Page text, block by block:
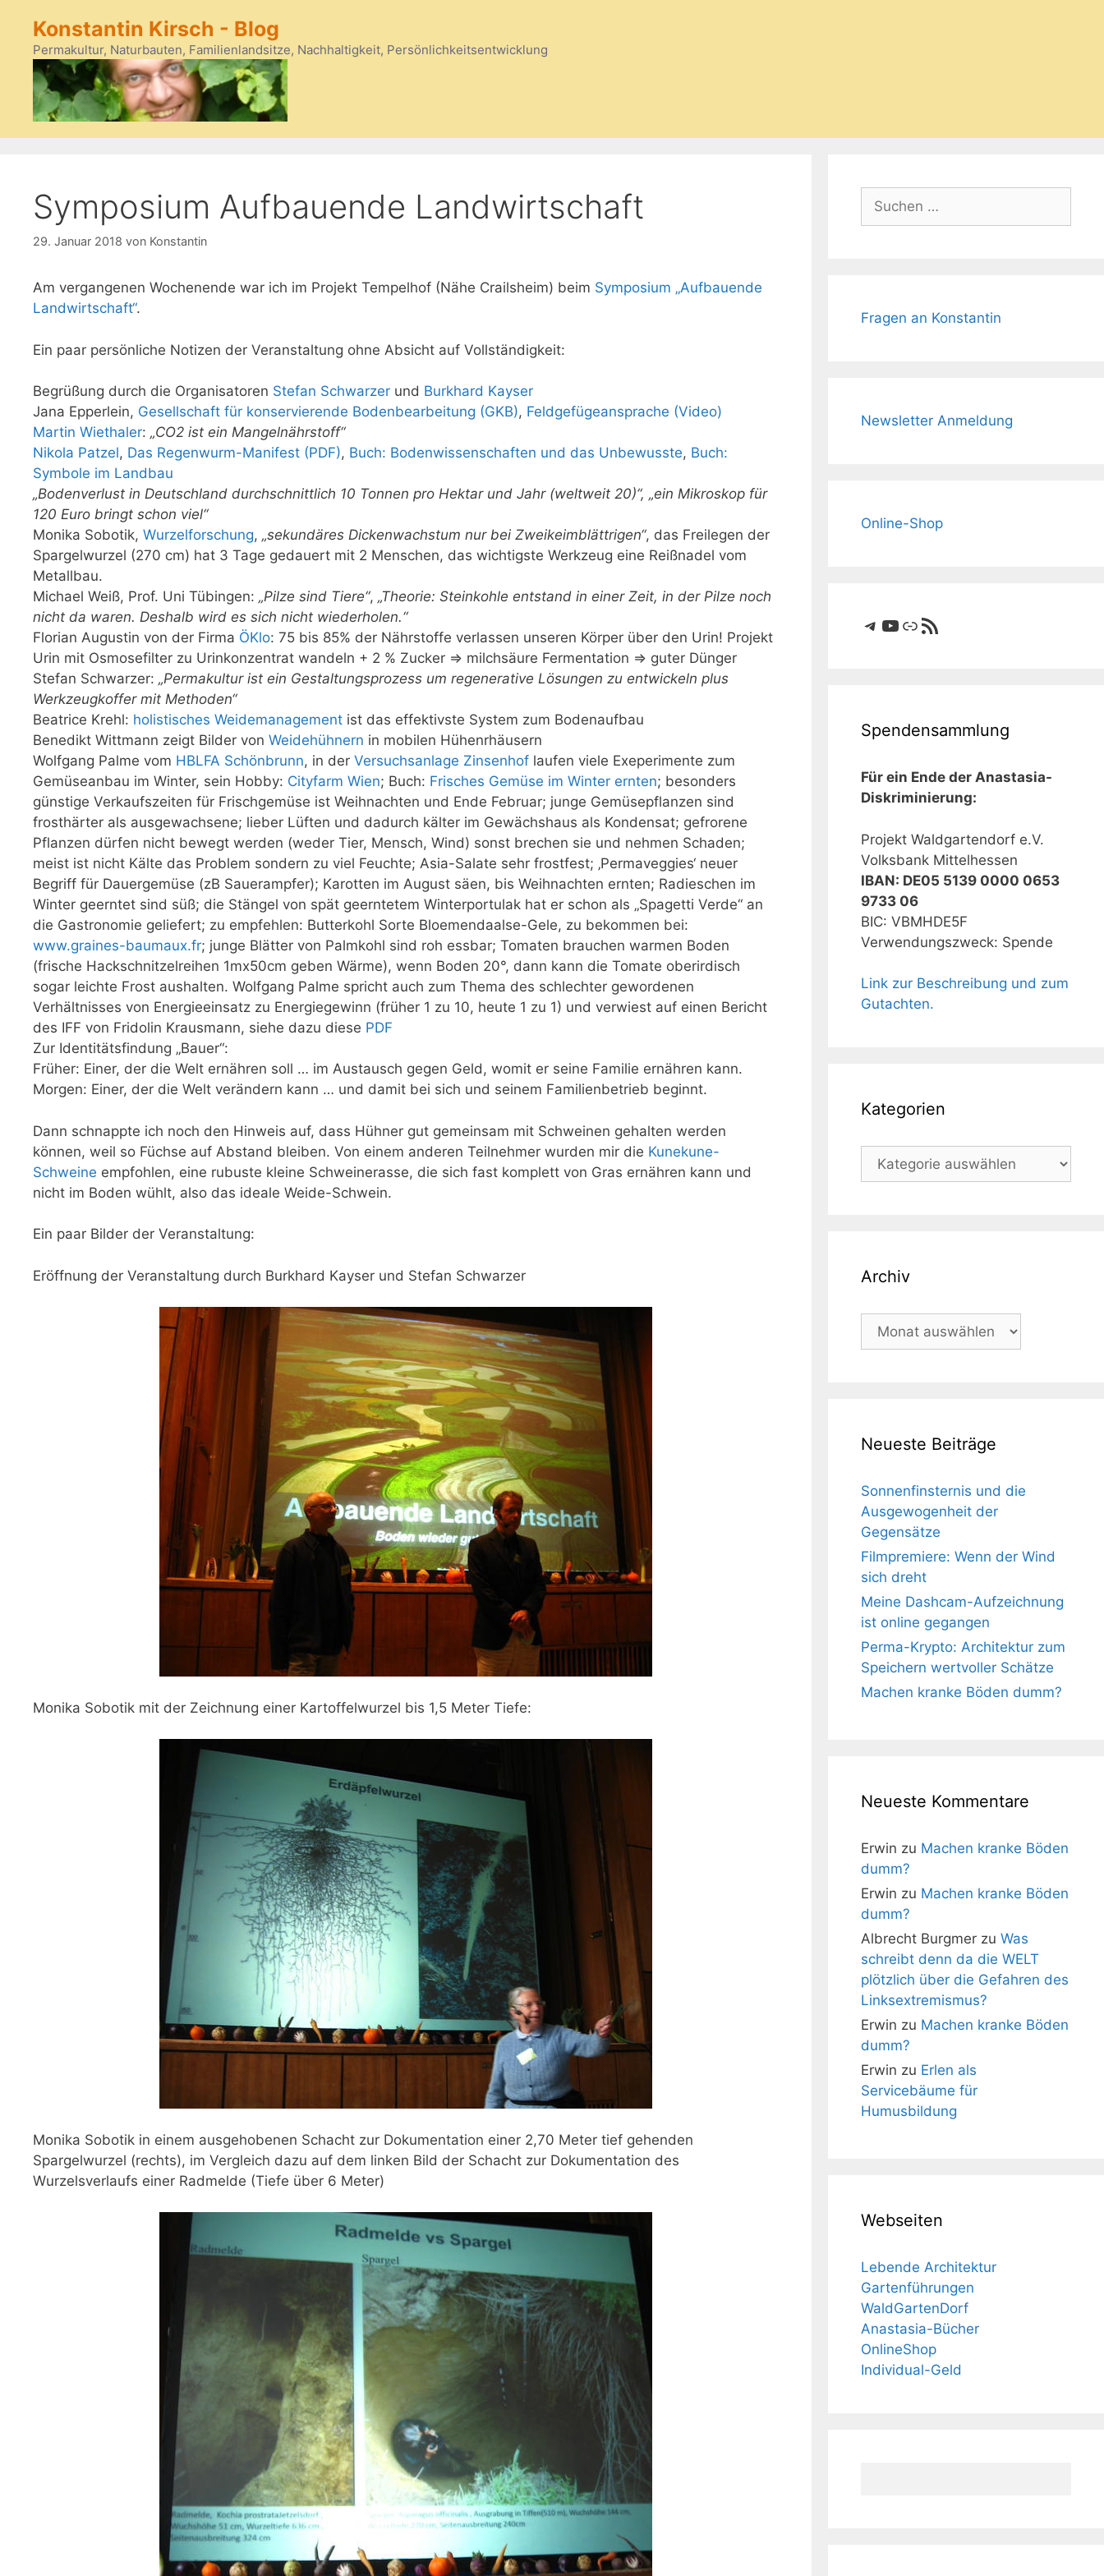
springen
Konstantin Kirsch - Blog
Permakultur, Naturbauten, Familienlandsitze, Nachhaltigkeit, Persönlichkeitsentwicklung
Symposium Aufbauende Landwirtschaft
29. Januar 2018 von Konstantin
Am vergangenen Wochenende war ich im Projekt Tempelhof (Nähe Crailsheim) beim Symposium „Aufbauende
Landwirtschaft“.
Ein paar persönliche Notizen der Veranstaltung ohne Absicht auf Vollständigkeit:
Begrüßung durch die Organisatoren Stefan Schwarzer und Burkhard Kayser
Jana Epperlein, Gesellschaft für konservierende Bodenbearbeitung (GKB), Feldgefügeansprache (Video)
Martin Wiethaler: „CO2 ist ein Mangelnährstoff“
Nikola Patzel, Das Regenwurm-Manifest (PDF), Buch: Bodenwissenschaften und das Unbewusste, Buch:
Symbole im Landbau
„Bodenverlust in Deutschland durchschnittlich 10 Tonnen pro Hektar und Jahr (weltweit 20)“, „ein Mikroskop für
120 Euro bringt schon viel“
Monika Sobotik, Wurzelforschung, „sekundäres Dickenwachstum nur bei Zweikeimblättrigen“, das Freilegen der
Spargelwurzel (270 cm) hat 3 Tage gedauert mit 2 Menschen, das wichtigste Werkzeug eine Reißnadel vom
Metallbau.
Michael Weiß, Prof. Uni Tübingen: „Pilze sind Tiere“, „Theorie: Steinkohle entstand in einer Zeit, in der Pilze noch
nicht da waren. Deshalb wird es sich nicht wiederholen.“
Florian Augustin von der Firma ÖKlo: 75 bis 85% der Nährstoffe verlassen unseren Körper über den Urin! Projekt
Urin mit Osmosefilter zu Urinkonzentrat wandeln + 2 % Zucker => milchsäure Fermentation => guter Dünger
Stefan Schwarzer: „Permakultur ist ein Gestaltungsprozess um regenerative Lösungen zu entwickeln plus
Werkzeugkoffer mit Methoden“
Beatrice Krehl: holistisches Weidemanagement ist das effektivste System zum Bodenaufbau
Benedikt Wittmann zeigt Bilder von Weidehühnern in mobilen Hühenrhäusern
Wolfgang Palme vom HBLFA Schönbrunn, in der Versuchsanlage Zinsenhof laufen viele Exeperimente zum
Gemüseanbau im Winter, sein Hobby: Cityfarm Wien; Buch: Frisches Gemüse im Winter ernten; besonders
günstige Verkaufszeiten für Frischgemüse ist Weihnachten und Ende Februar; junge Gemüsepflanzen sind
frosthärter als ausgewachsene; lieber Lüften und dadurch kälter im Gewächshaus als Kondensat; gefrorene
Pflanzen dürfen nicht bewegt werden (weder Tier, Mensch, Wind) sonst brechen sie und nehmen Schaden;
meist ist nicht Kälte das Problem sondern zu viel Feuchte; Asia-Salate sehr frostfest; ‚Permaveggies‘ neuer
Begriff für Dauergemüse (zB Sauerampfer); Karotten im August säen, bis Weihnachten ernten; Radieschen im
Winter geerntet sind süß; die Stängel von spät geerntetem Winterportulak hat er schon als „Spagetti Verde“ an
die Gastronomie geliefert; zu empfehlen: Butterkohl Sorte Bloemendaalse-Gele, zu bekommen bei:
www.graines-baumaux.fr; junge Blätter von Palmkohl sind roh essbar; Tomaten brauchen warmen Boden
(frische Hackschnitzelreihen 1mx50cm geben Wärme), wenn Boden 20°, dann kann die Tomate oberirdisch
sogar leichte Frost aushalten. Wolfgang Palme spricht auch zum Thema des schlechter gewordenen
Verhältnisses von Energieeinsatz zu Energiegewinn (früher 1 zu 10, heute 1 zu 1) und verwiest auf einen Bericht
des IFF von Fridolin Krausmann, siehe dazu diese PDF
Zur Identitätsfindung „Bauer“:
Früher: Einer, der die Welt ernähren soll … im Austausch gegen Geld, womit er seine Familie ernähren kann.
Morgen: Einer, der die Welt verändern kann … und damit bei sich und seinem Familienbetrieb beginnt.
Dann schnappte ich noch den Hinweis auf, dass Hühner gut gemeinsam mit Schweinen gehalten werden
können, weil so Füchse auf Abstand bleiben. Von einem anderen Teilnehmer wurden mir die Kunekune-
Schweine empfohlen, eine rubuste kleine Schweinerasse, die sich fast komplett von Gras ernähren kann und
nicht im Boden wühlt, also das ideale Weide-Schwein.
Ein paar Bilder der Veranstaltung:
Eröffnung der Veranstaltung durch Burkhard Kayser und Stefan Schwarzer
Monika Sobotik mit der Zeichnung einer Kartoffelwurzel bis 1,5 Meter Tiefe:
Monika Sobotik in einem ausgehobenen Schacht zur Dokumentation einer 2,70 Meter tief gehenden
Spargelwurzel (rechts), im Vergleich dazu auf dem linken Bild der Schacht zur Dokumentation des
Wurzelsverlaufs einer Radmelde (Tiefe über 6 Meter)
Suchen
nach:
Fragen an Konstantin
Newsletter Anmeldung
Online-Shop
Telegram
YouTube
LinkRSS-Feed
Spendensammlung
Für ein Ende der Anastasia-
Diskriminierung:
Projekt Waldgartendorf e.V.
Volksbank Mittelhessen
IBAN: DE05 5139 0000 0653
9733 06
BIC: VBMHDE5F
Verwendungszweck: Spende
Link zur Beschreibung und zum
Gutachten.
Kategorien
Kategorien
Archiv
Archiv
Neueste Beiträge
Sonnenfinsternis und die
Ausgewogenheit der
Gegensätze
Filmpremiere: Wenn der Wind
sich dreht
Meine Dashcam-Aufzeichnung
ist online gegangen
Perma-Krypto: Architektur zum
Speichern wertvoller Schätze
Machen kranke Böden dumm?
Neueste Kommentare
Erwin zu Machen kranke Böden
dumm?
Erwin zu Machen kranke Böden
dumm?
Albrecht Burgmer zu Was
schreibt denn da die WELT
plötzlich über die Gefahren des
Linksextremismus?
Erwin zu Machen kranke Böden
dumm?
Erwin zu Erlen als
Servicebäume für
Humusbildung
Webseiten
Lebende Architektur
Gartenführungen
WaldGartenDorf
Anastasia-Bücher
OnlineShop
Individual-Geld